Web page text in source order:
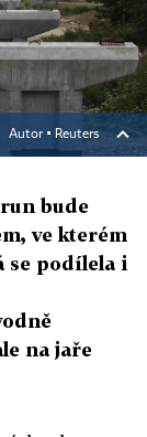
Autor ▪ Reuters
bude
ve kterém
se podílela i
na jaře